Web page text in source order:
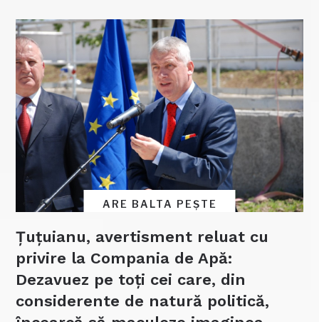
ARE BALTA PEȘTE
Țuțuianu, avertisment reluat cu
privire la Compania de Apă:
Dezavuez pe toți cei care, din
considerente de natură politică,